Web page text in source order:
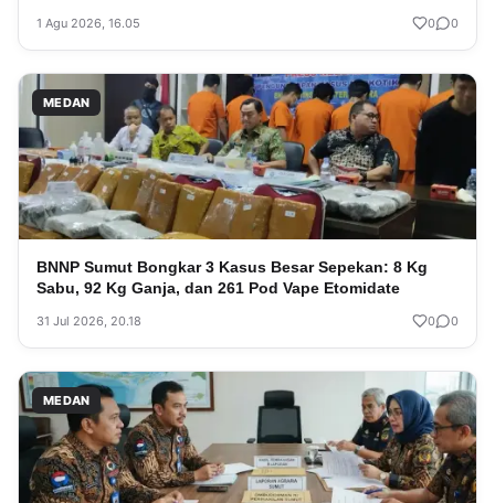
1 Agu 2026, 16.05 0 0
MEDAN
BNNP Sumut Bongkar 3 Kasus Besar Sepekan: 8 Kg
Sabu, 92 Kg Ganja, dan 261 Pod Vape Etomidate
31 Jul 2026, 20.18 0 0
MEDAN